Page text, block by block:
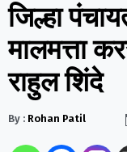
जिल्हा
मालमत्ता
राहुल शिंदे
By : Rohan Patil